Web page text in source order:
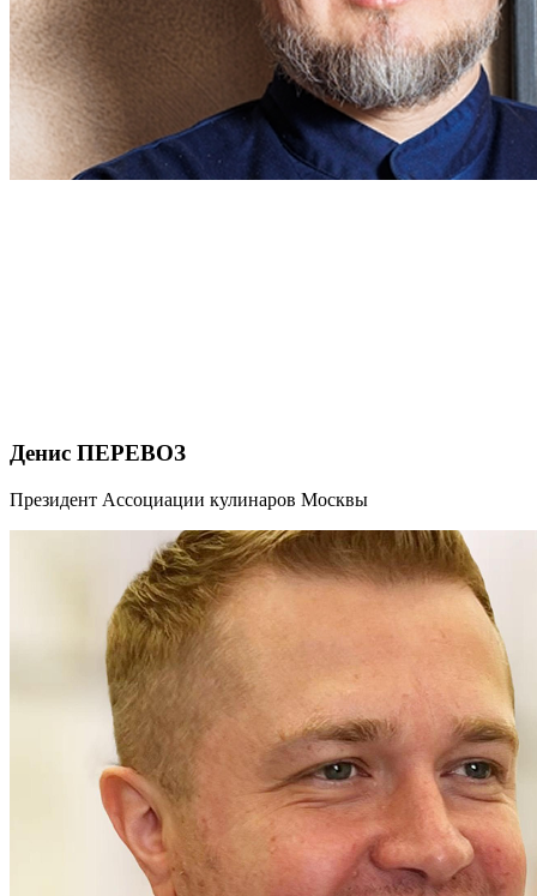
Денис ПЕРЕВОЗ
Президент Ассоциации кулинаров Москвы